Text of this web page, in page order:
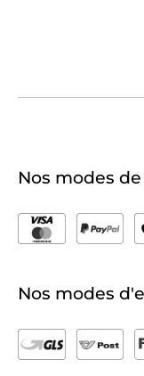
Nos modes
Nos modes